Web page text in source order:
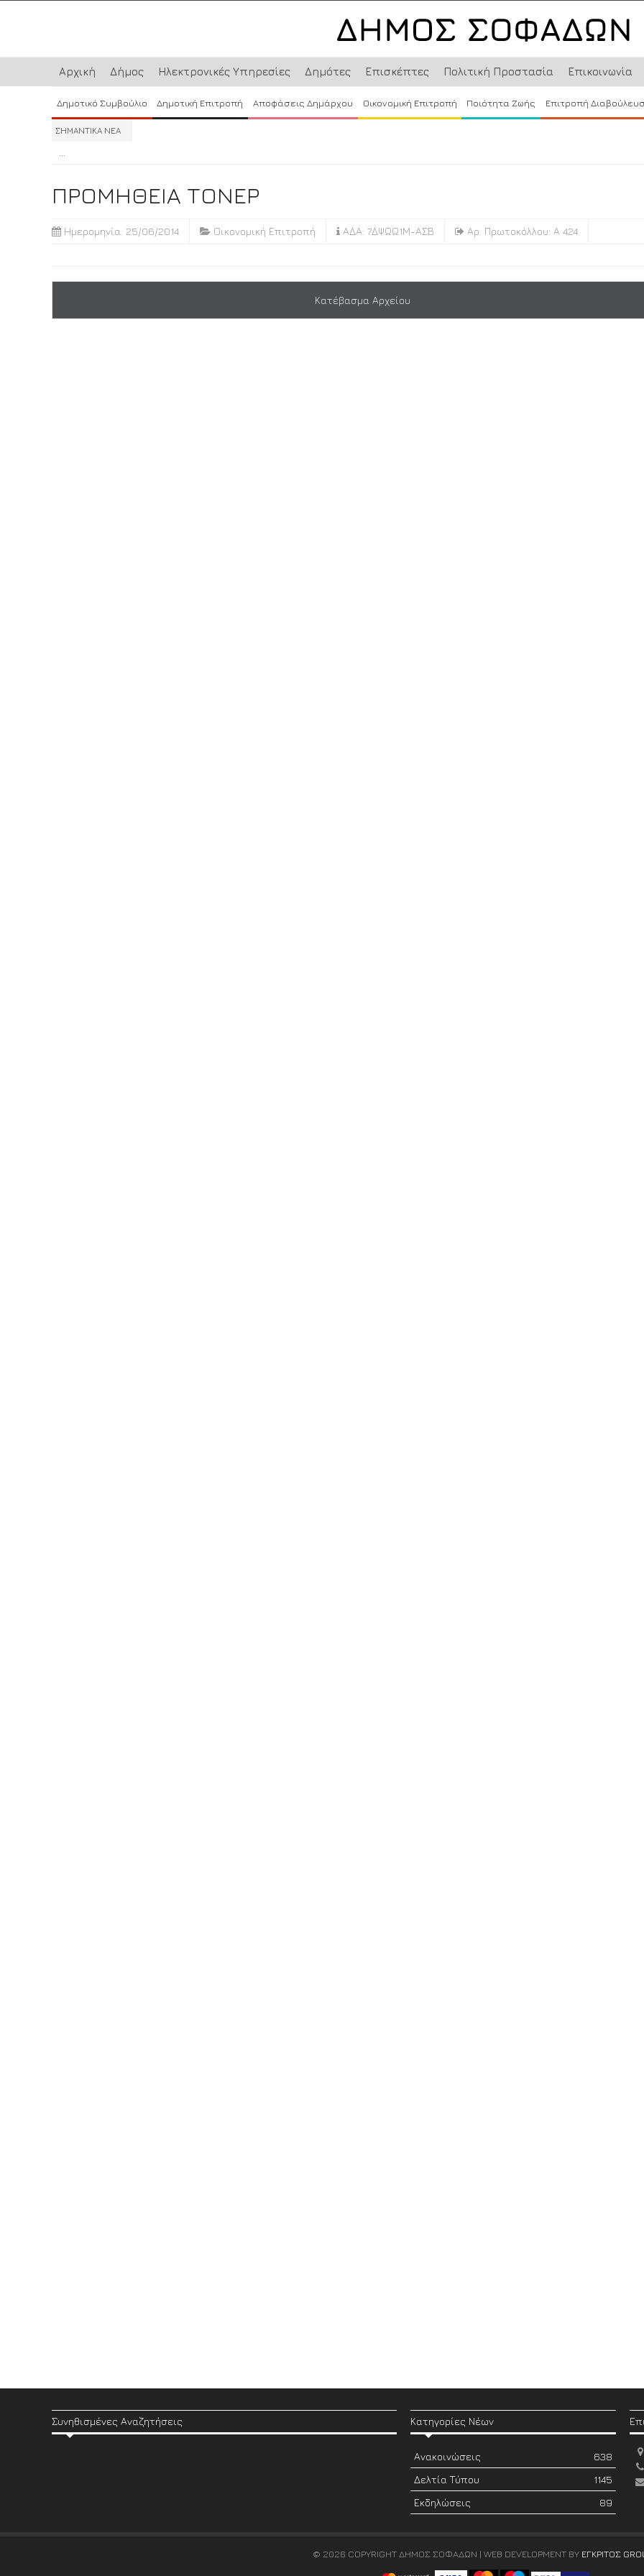
Αρχική Δήμος Ηλεκτρονικές Υπηρεσίες Δημότες Επισκέπτες Πολιτική Προστασία Επικοινωνία
Δημοτικό Συμβούλιο Δημοτική Επιτροπή Αποφάσεις Δημάρχου Οικονομική Επιτροπή Ποιότητα Ζωής Επιτροπή
ΣΗΜΑΝΤΙΚΑ ΝΕΑ
...
ΠΡΟΜΗΘΕΙΑ ΤΟΝΕΡ
Ημερομηνία: 25/06/2014 Οικονομική Επιτροπή ΑΔΑ: 7ΔΨΩΩ1Μ-ΑΣΒ Αρ. Πρωτοκόλλου: Α 424
Κατέβασμα Αρχείου
Συνηθισμένες Αναζητήσεις Κατηγορίες Νέων
Ανακοινώσεις
638
Δελτία Τύπου
1145
Εκδηλώσεις
89
© 2026 COPYRIGHT ΔΗΜΟΣ ΣΟΦΑΔΩΝ | WEB DEVELOPMENT BY ΕΓΚΡΙΤΟΣ